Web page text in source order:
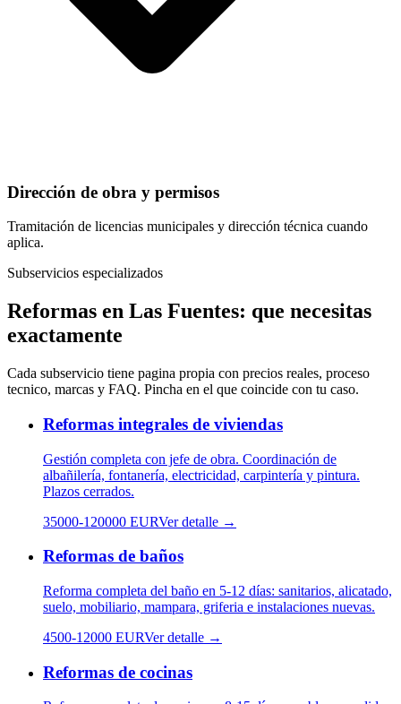
Dirección de obra y permisos
Tramitación de licencias municipales y dirección técnica cuando
aplica.
Subservicios especializados
Reformas en Las Fuentes: que necesitas
exactamente
Cada subservicio tiene pagina propia con precios reales, proceso
tecnico, marcas y FAQ. Pincha en el que coincide con tu caso.
Reformas integrales de viviendas
Gestión completa con jefe de obra. Coordinación de
albañilería, fontanería, electricidad, carpintería y pintura.
Plazos cerrados.
35000-120000 EURVer detalle →
Reformas de baños
Reforma completa del baño en 5-12 días: sanitarios, alicatado,
suelo, mobiliario, mampara, griferia e instalaciones nuevas.
4500-12000 EURVer detalle →
Reformas de cocinas